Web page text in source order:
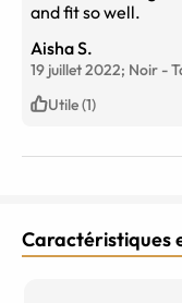
and fit so well.
Aisha S.
19 juillet 2022; Noir -
Utile (1)
Caractéristiques